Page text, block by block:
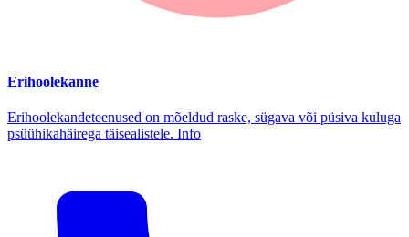
Erihoolekanne
Erihoolekandeteenused on mõeldud raske, sügava või püsiva kuluga
psüühikahäirega täisealistele. Info